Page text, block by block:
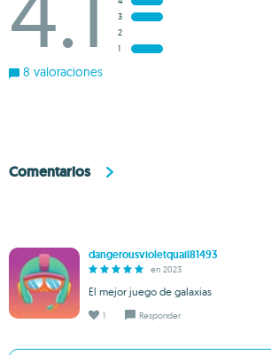
3
2
1
8 valoraciones
Comentarios
dangerousvioletquail81493
en 2023
El mejor juego de galaxias
1 Responder